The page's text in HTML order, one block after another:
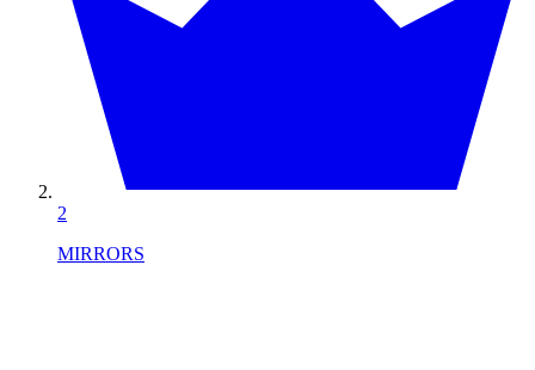
2
MIRRORS